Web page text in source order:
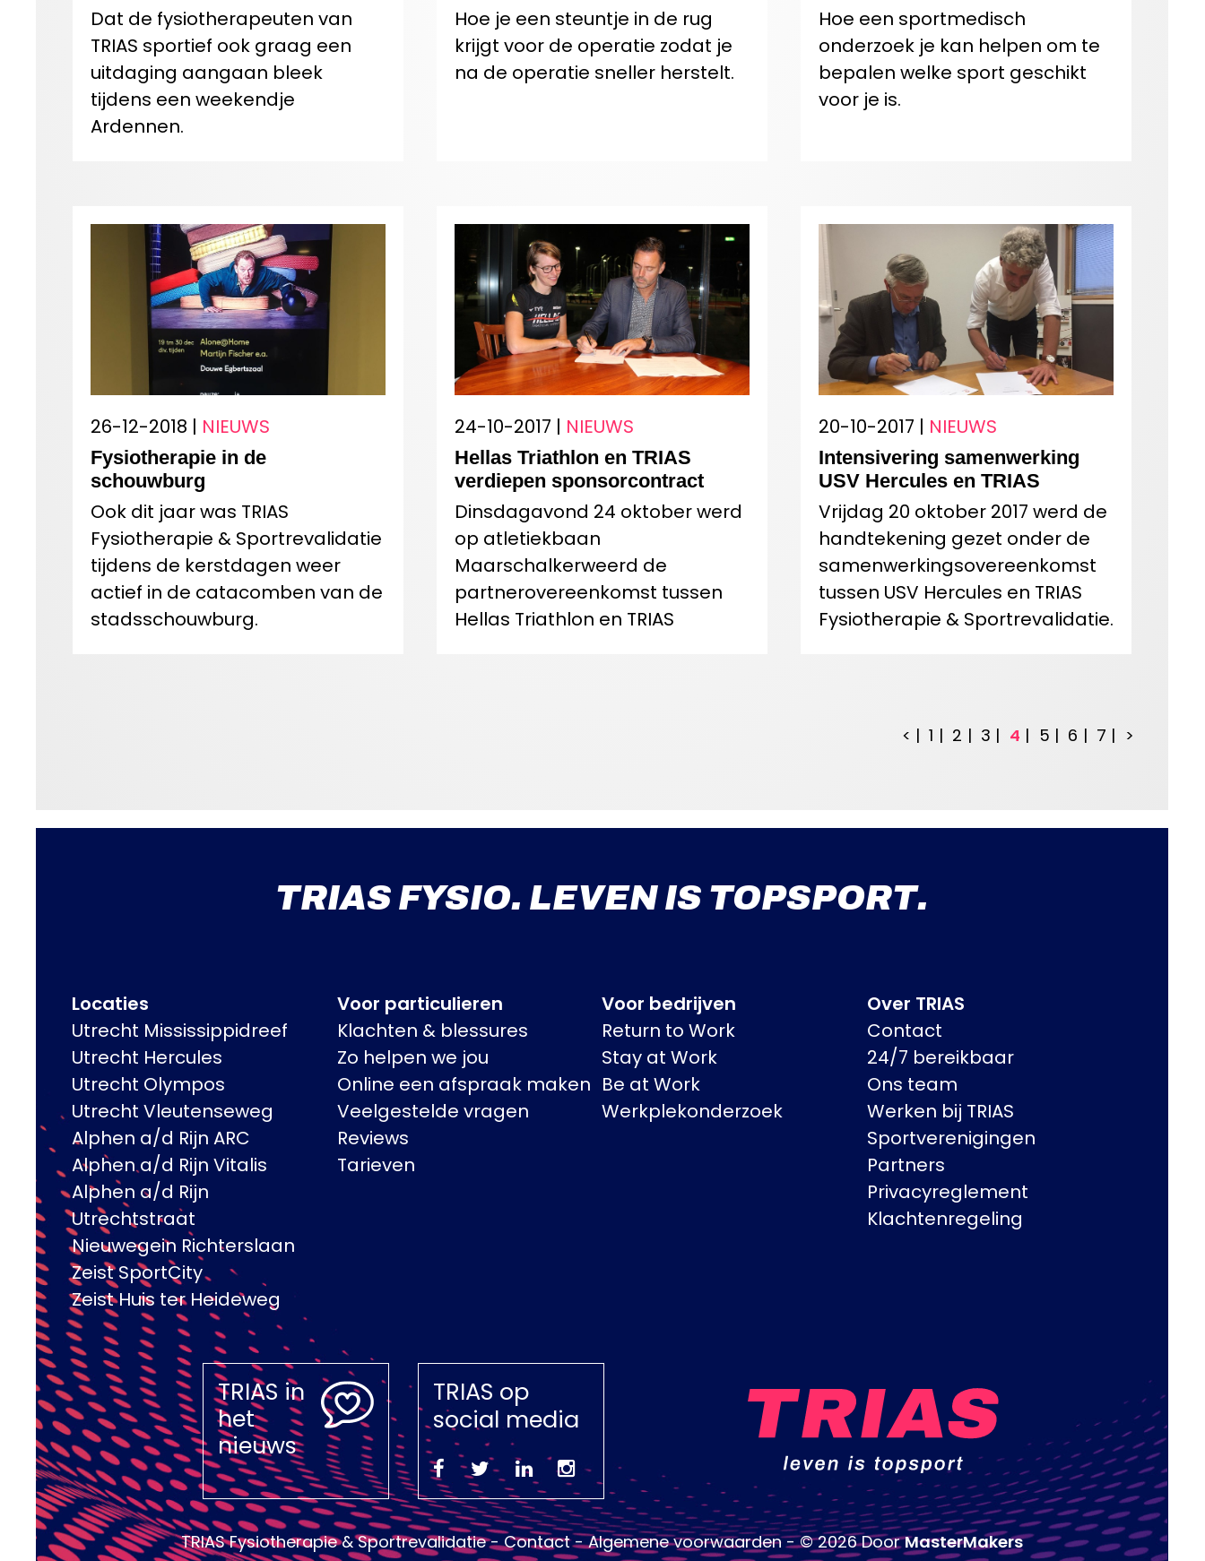
Dat de fysiotherapeuten van
TRIAS sportief ook graag een
uitdaging aangaan bleek
tijdens een weekendje
Ardennen.
Hoe je een steuntje in de rug
krijgt voor de operatie zodat je
na de operatie sneller herstelt.
Hoe een sportmedisch
onderzoek je kan helpen om te
bepalen welke sport geschikt
voor je is.
26-12-2018 | NIEUWS
Fysiotherapie in de
schouwburg
Ook dit jaar was TRIAS
Fysiotherapie & Sportrevalidatie
tijdens de kerstdagen weer
actief in de catacomben van de
stadsschouwburg.
24-10-2017 | NIEUWS
Hellas Triathlon en TRIAS
verdiepen sponsorcontract
Dinsdagavond 24 oktober werd
op atletiekbaan
Maarschalkerweerd de
partnerovereenkomst tussen
Hellas Triathlon en TRIAS
20-10-2017 | NIEUWS
Intensivering samenwerking
USV Hercules en TRIAS
Vrijdag 20 oktober 2017 werd de
handtekening gezet onder de
samenwerkingsovereenkomst
tussen USV Hercules en TRIAS
Fysiotherapie & Sportrevalidatie.
< 1 2 3 4 5 6 7 >
TRIAS FYSIO. LEVEN IS TOPSPORT.
Locaties
Utrecht Mississippidreef
Utrecht Hercules
Utrecht Olympos
Utrecht Vleutenseweg
Alphen a/d Rijn ARC
Alphen a/d Rijn Vitalis
Alphen a/d Rijn
Utrechtstraat
Nieuwegein Richterslaan
Zeist SportCity
Zeist Huis ter Heideweg
Voor particulieren
Klachten & blessures
Zo helpen we jou
Online een afspraak maken
Veelgestelde vragen
Reviews
Tarieven
Voor bedrijven
Return to Work
Stay at Work
Be at Work
Werkplekonderzoek
Over TRIAS
Contact
24/7 bereikbaar
Ons team
Werken bij TRIAS
Sportverenigingen
Partners
Privacyreglement
Klachtenregeling
TRIAS in
het
nieuws
TRIAS op
social media
TRIAS Fysiotherapie & Sportrevalidatie Contact Algemene voorwaarden © 2026 DoorMasterMakers